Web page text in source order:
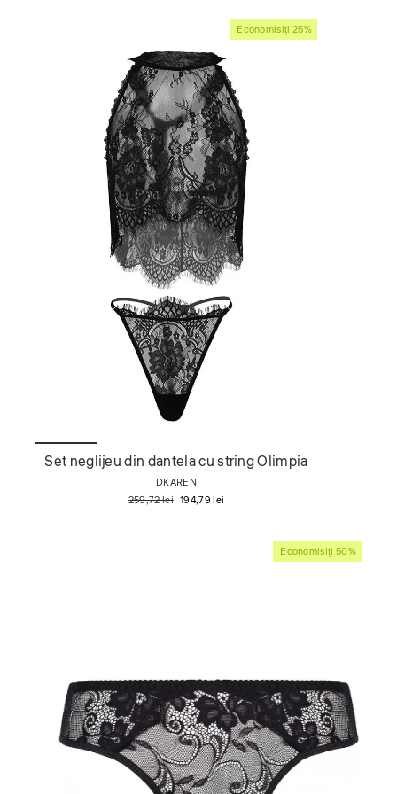
Economisiți 25%
Set neglijeu din dantela cu string Olimpia
DKAREN
Preț
259,72 lei Preț
194,79 lei
Economisiți 50%